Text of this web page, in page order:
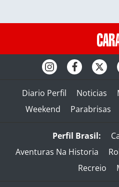
Diario Perfil Noticias
Weekend
Parabrisas
Perfil Brasil:
Aventuras Na Historia
Recreio